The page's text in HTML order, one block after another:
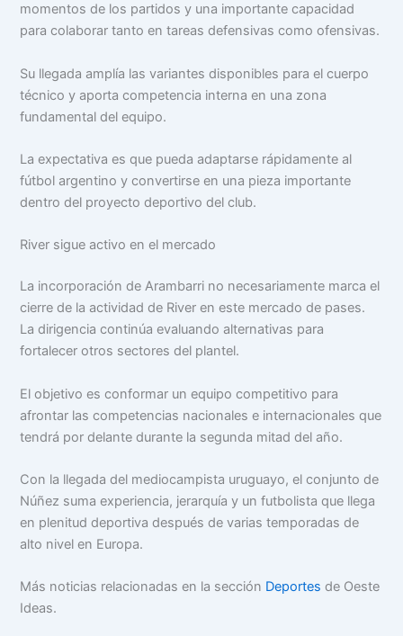
momentos de los partidos y una importante capacidad
para colaborar tanto en tareas defensivas como ofensivas.
Su llegada amplía las variantes disponibles para el cuerpo
técnico y aporta competencia interna en una zona
fundamental del equipo.
La expectativa es que pueda adaptarse rápidamente al
fútbol argentino y convertirse en una pieza importante
dentro del proyecto deportivo del club.
River sigue activo en el mercado
La incorporación de Arambarri no necesariamente marca el
cierre de la actividad de River en este mercado de pases.
La dirigencia continúa evaluando alternativas para
fortalecer otros sectores del plantel.
El objetivo es conformar un equipo competitivo para
afrontar las competencias nacionales e internacionales que
tendrá por delante durante la segunda mitad del año.
Con la llegada del mediocampista uruguayo, el conjunto de
Núñez suma experiencia, jerarquía y un futbolista que llega
en plenitud deportiva después de varias temporadas de
alto nivel en Europa.
Más noticias relacionadas en la sección Deportes de Oeste
Ideas.